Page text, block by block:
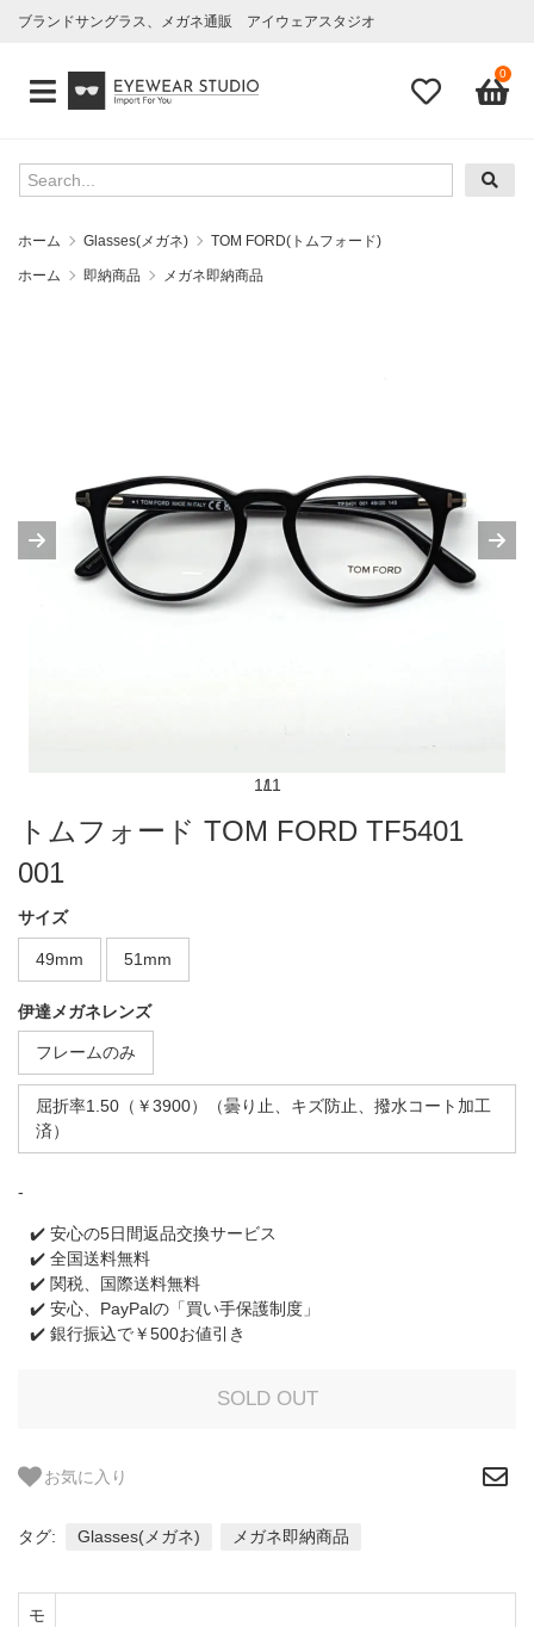
ブランドサングラス、メガネ通販 アイウェアスタジオ
0
ホーム Glasses(メガネ) TOM FORD(トムフォード)
ホーム 即納商品 メガネ即納商品
111
トムフォード TOM FORD TF5401
001
サイズ
49mm 51mm
伊達メガネレンズ
フレームのみ
屈折率1.50（￥3900）（曇り止、キズ防止、撥水コート加工
済）
-
✔️ 安心の5日間返品交換サービス
✔️ 全国送料無料
✔️ 関税、国際送料無料
✔️ 安心、PayPalの「買い手保護制度」
✔️ 銀行振込で￥500お値引き
お気に入り
タグ: Glasses(メガネ) メガネ即納商品
モ